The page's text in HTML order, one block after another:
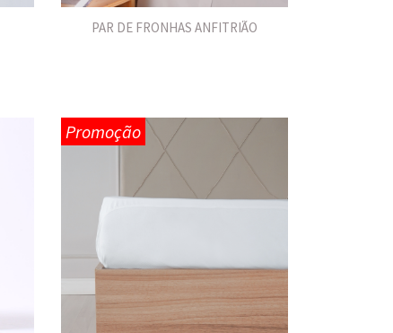
PAR DE FRONHAS ANFITRIÃO
Promoção